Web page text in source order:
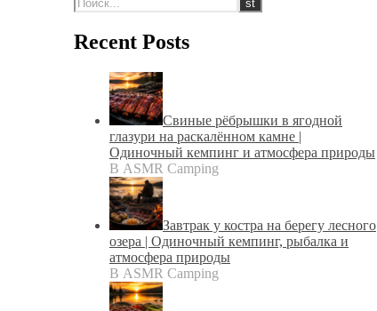
Recent Posts
Свиные рёбрышки в ягодной
глазури на раскалённом камне |
Одиночный кемпинг и атмосфера природы
В ASMR Camping
Завтрак у костра на берегу лесного
озера | Одиночный кемпинг, рыбалка и
атмосфера природы
В ASMR Camping